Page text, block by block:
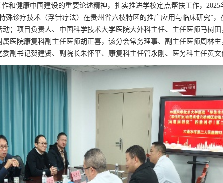
和健康中国建设的重要论述精神，扎实推进学校定点帮扶工作，2025
诊疗技术（浮针疗法）在贵州省六枝特区的推广应用与临床研究”
；项目负责人、中国科学技术大学医院大外科主任、主任医师马树
医院康复科副主任医师胡正喜，该分会常务理事、副主任医师周林
副书记贺建贤、副院长朱怀平、康复科主任管永刚、医务科主任黄文